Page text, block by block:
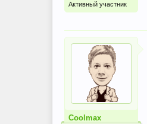
Активный участник
Coolmax